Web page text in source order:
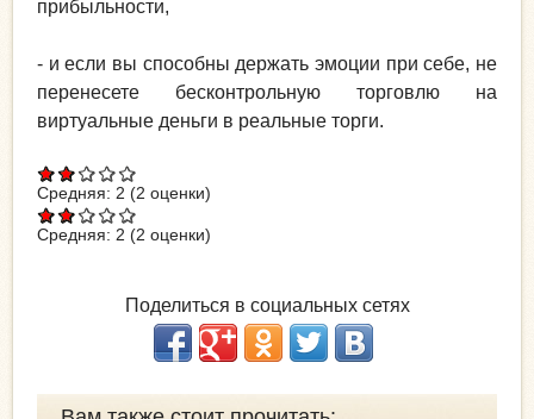
прибыльности,
- и если вы способны держать эмоции при себе, не
перенесете бесконтрольную торговлю на
виртуальные деньги в реальные торги.
Средняя: 2 (2 оценки)
Средняя: 2 (2 оценки)
Поделиться в социальных сетях